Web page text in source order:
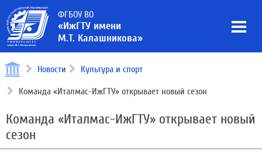
ФГБОУ ВО
«ИжГТУ имени
М.Т. Калашникова»
Новости Культура и спорт
Команда «Италмас-ИжГТУ» открывает новый сезон
Команда «Италмас-ИжГТУ» открывает новый
сезон